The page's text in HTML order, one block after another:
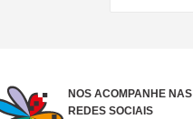
NOS ACOMPANHE NAS
REDES SOCIAIS